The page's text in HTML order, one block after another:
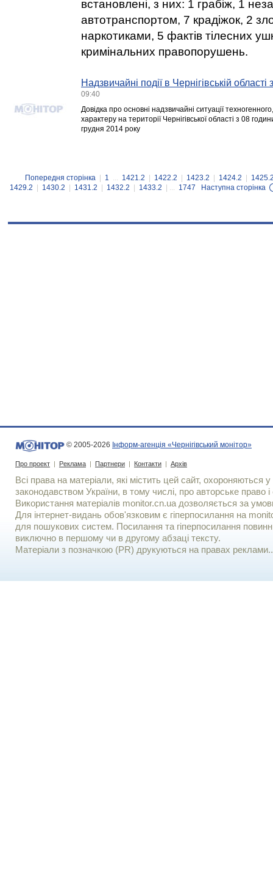
встановлені, з них: 1 грабіж, 1
автотранспортом, 7 крадіжок, 2
наркотиками, 5 фактів тілесних
кримінальних правопорушень.
Надзвичайні події в Чернігівській
09:40
Довідка про основні надзвичайні ситуації
характеру на території Чернігівської області з 08
грудня 2014 року
Попередня сторінка 1 ... 1421.2 1422.2 1423.2 1424.2
1429.2
1430.2 1431.2 1432.2 1433.2 | ... 1747 Наступна сторінка
© 2005-2026 Інформ-агенція «Чернігівський монітор»
Про проект | Реклама | Партнери | Контакти | Архів
Всі права на матеріали, які містить цей сайт, охороняються у
законодавством України, в тому числі, про авторське право і
Використання матерiалiв monitor.cn.ua дозволяється за
Для iнтернет-видань обов'язковим є гiперпосилання на
для пошукових систем. Посилання та гіперпосилання
виключно в першому чи в другому абзаці тексту.
Матеріали з позначкою (PR) друкуються на правах реклами..